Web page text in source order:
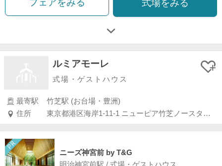
式場をみる
ルミアモーレ
式場・ゲストハウス
最寄駅
竹芝駅 (お台場・豊洲)
住所
東京都港区海岸1-11-1 ニューピア竹芝ノースタワー3F
ニーズ神宮前 by T&G
明治神宮前駅 / 式場・ゲストハウス